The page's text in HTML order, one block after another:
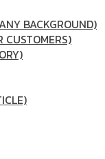
BACKGROUND)